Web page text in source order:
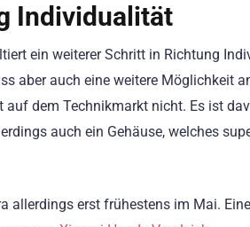
Individualität
ein weiterer Schritt in Richtung
aber auch eine weitere Möglichkeit
dem Technikmarkt nicht. Es ist
auch ein Gehäuse, welches
erst frühestens im Mai.